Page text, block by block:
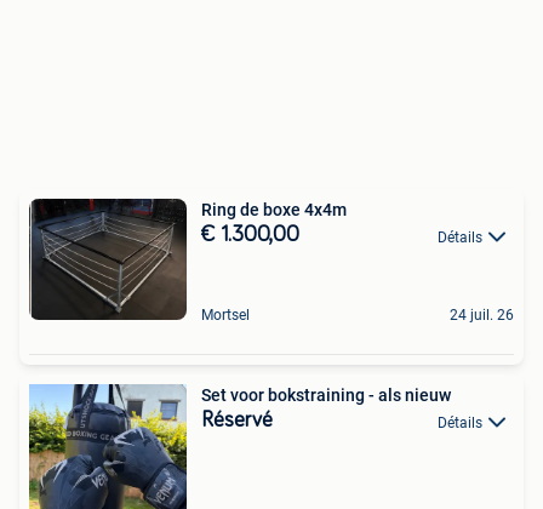
Ring de boxe 4x4m
€ 1.300,00 Détails
Mortsel 24 juil. 26
Set voor bokstraining - als nieuw
Réservé Détails